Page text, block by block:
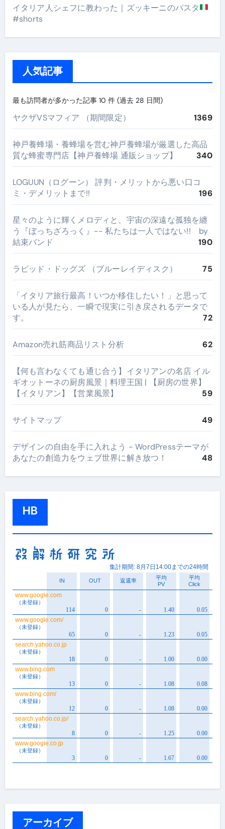
イタリア人シェフに教わった｜ズッキーニのパスタ
#shorts
人気記事
最も訪問者が多かった記事 10 件 (過去 28 日間)
ヤクザVSマフィア （期間限定） 1369
神戸養蜂場・養蜂場を営む神戸養蜂場が厳選した高品
質な蜂蜜専門店【神戸養蜂場 通販ショップ】
340
LOGUUN（ログーン） 評判・メリットから悪い口コ
ミ・デメリットまで!!
196
星々のように輝くメロディと、宇宙の深遠な孤独を纏
う『ぼっちざろっく』-- 私たちは一人ではない!! by
結束バンド
190
ラビッド・ドッグズ （ブルーレイディスク） 75
​「イタリア旅行最高！いつか移住したい！」と思って
いる人が見たら、一瞬で現実に引き戻されるデータで
す。
72
Amazon売れ筋商品リスト分析 62
【何も言わなくても通じ合う】イタリアンの名店 イル
ギオットーネの厨房風景｜料理王国 | 【厨房の世界】
【イタリアン】【営業風景】
59
サイトマップ 49
デザインの自由を手に入れよう - WordPressテーマが
あなたの創造力をウェブ世界に解き放つ！
48
HB
アーカイブ